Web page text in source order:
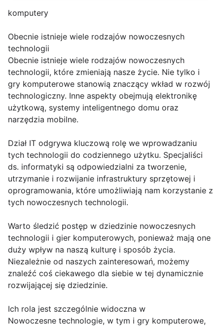
komputery
Obecnie istnieje wiele rodzajów nowoczesnych
technologii
Obecnie istnieje wiele rodzajów nowoczesnych
technologii, które zmieniają nasze życie. Nie tylko i
gry komputerowe stanowią znaczący wkład w rozwój
technologiczny. Inne aspekty obejmują elektronikę
użytkową, systemy inteligentnego domu oraz
narzędzia mobilne.
Dział IT odgrywa kluczową rolę we wprowadzaniu
tych technologii do codziennego użytku. Specjaliści
ds. informatyki są odpowiedzialni za tworzenie,
utrzymanie i rozwijanie infrastruktury sprzętowej i
oprogramowania, które umożliwiają nam korzystanie z
tych nowoczesnych technologii.
Warto śledzić postęp w dziedzinie nowoczesnych
technologii i gier komputerowych, ponieważ mają one
duży wpływ na naszą kulturę i sposób życia.
Niezależnie od naszych zainteresowań, możemy
znaleźć coś ciekawego dla siebie w tej dynamicznie
rozwijającej się dziedzinie.
Ich rola jest szczególnie widoczna w
Nowoczesne technologie, w tym i gry komputerowe,